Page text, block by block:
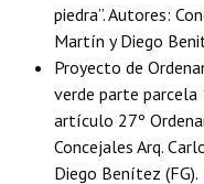
Informes de Unidad
Ejecución
Actas de Audiencias
NORMATIVA
piedra”. Autores:
Martín y Diego
Proyecto de
verde parte
artículo 27º
Concejales Arq.
Diego Benítez (FG).